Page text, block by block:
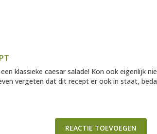
klassieke caesar salade! Kon ook eigenlijk
vergeten dat dit recept er ook in staat,
REACTIE TOEVOEGEN